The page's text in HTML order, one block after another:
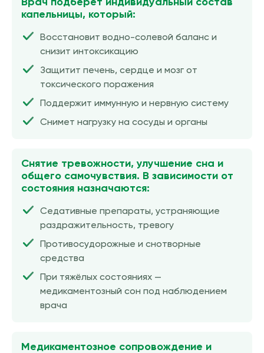
Врач подберёт индивидуальный состав
капельницы, который:
Восстановит водно-солевой баланс и
снизит интоксикацию
Защитит печень, сердце и мозг от
токсического поражения
Поддержит иммунную и нервную систему
Снимет нагрузку на сосуды и органы
Снятие тревожности, улучшение сна и
общего самочувствия. В зависимости от
состояния назначаются:
Седативные препараты, устраняющие
раздражительность, тревогу
Противосудорожные и снотворные
средства
При тяжёлых состояниях —
медикаментозный сон под наблюдением
врача
Медикаментозное сопровождение и